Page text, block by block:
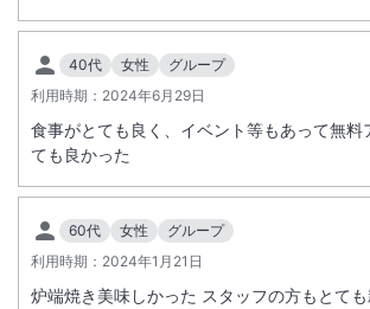
40代 女性
グループ
利用時期： 2024年6月29日
食事がとても良く、イベント等もあって無料
ても良かった
60代 女性
グループ
利用時期： 2024年1月21日
炉端焼き美味しかった スタッフの方もとて